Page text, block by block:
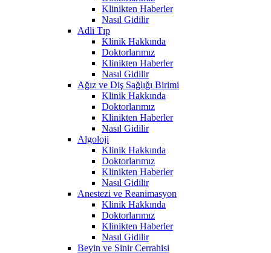
Klinikten Haberler
Nasıl Gidilir
Adli Tıp
Klinik Hakkında
Doktorlarımız
Klinikten Haberler
Nasıl Gidilir
Ağız ve Diş Sağlığı Birimi
Klinik Hakkında
Doktorlarımız
Klinikten Haberler
Nasıl Gidilir
Algoloji
Klinik Hakkında
Doktorlarımız
Klinikten Haberler
Nasıl Gidilir
Anestezi ve Reanimasyon
Klinik Hakkında
Doktorlarımız
Klinikten Haberler
Nasıl Gidilir
Beyin ve Sinir Cerrahisi